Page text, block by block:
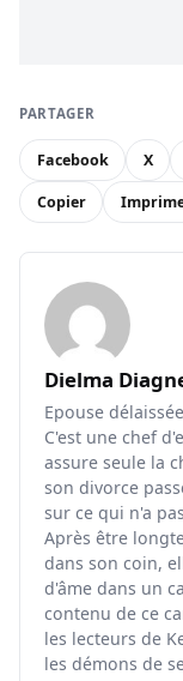
PARTAGER
Facebook X
Copier
Dielma
Epouse
C'est une chef
assure seule la
son divorce
sur ce qui n'a
Après être
dans son coin,
d'âme dans un
contenu de ce
les lecteurs de
les démons de